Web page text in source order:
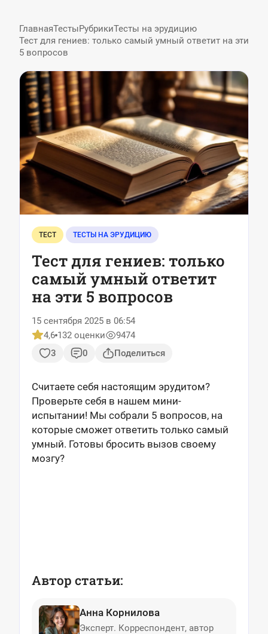
ГлавнаяТестыРубрикиТесты на эрудицию
Тест для гениев: только самый умный ответит на эти
5 вопросов
ТЕСТ ТЕСТЫ НА ЭРУДИЦИЮ
Тест для гениев: только
самый умный ответит
на эти 5 вопросов
15 сентября 2025 в 06:54
4,6 132 оценки
9474
3
0 Поделиться
Считаете себя настоящим эрудитом?
Проверьте себя в нашем мини-
испытании! Мы собрали 5 вопросов, на
которые сможет ответить только самый
умный. Готовы бросить вызов своему
мозгу?
Автор статьи:
Анна Корнилова
Эксперт. Корреспондент, автор